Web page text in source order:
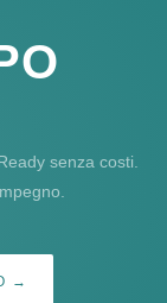
senza costi.
→